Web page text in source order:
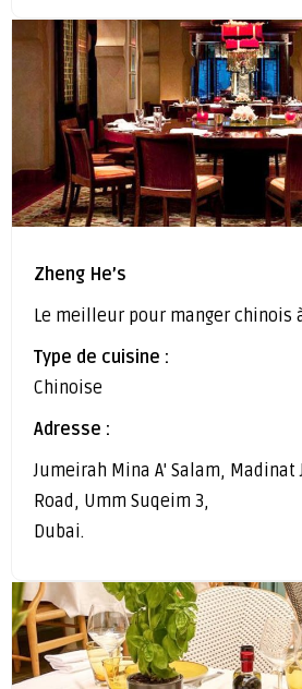
Zheng He’s
Le meilleur pour manger chinois
Type de cuisine :
Chinoise
Adresse :
Jumeirah Mina A' Salam, Madinat
Road, Umm Suqeim 3,
Dubai.